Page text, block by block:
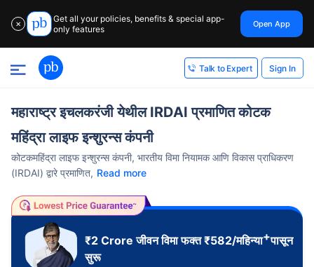
✕
Get all your policies, benefits & special app-
only features
Open App
Talk to Expert Sign In
महाराष्ट्र इचलकरंजी येथील IRDAI प्रमाणित कोटक
महिंद्रा लाइफ इन्शुरन्स कंपनी
कोटकमहिंद्रा लाइफ इन्शुरन्स कंपनी, भारतीय विमा नियामक आणि विकास प्राधिकरण
(IRDAI) द्वारे प्रमाणित, Read more
₹2 Croreजीवन विमा फक्त₹582/महिन्या+पासून
सुरू